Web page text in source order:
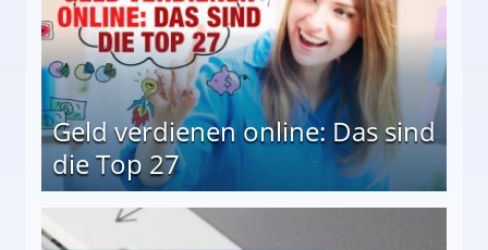
Geld verdienen online: Das sind
die Top 27